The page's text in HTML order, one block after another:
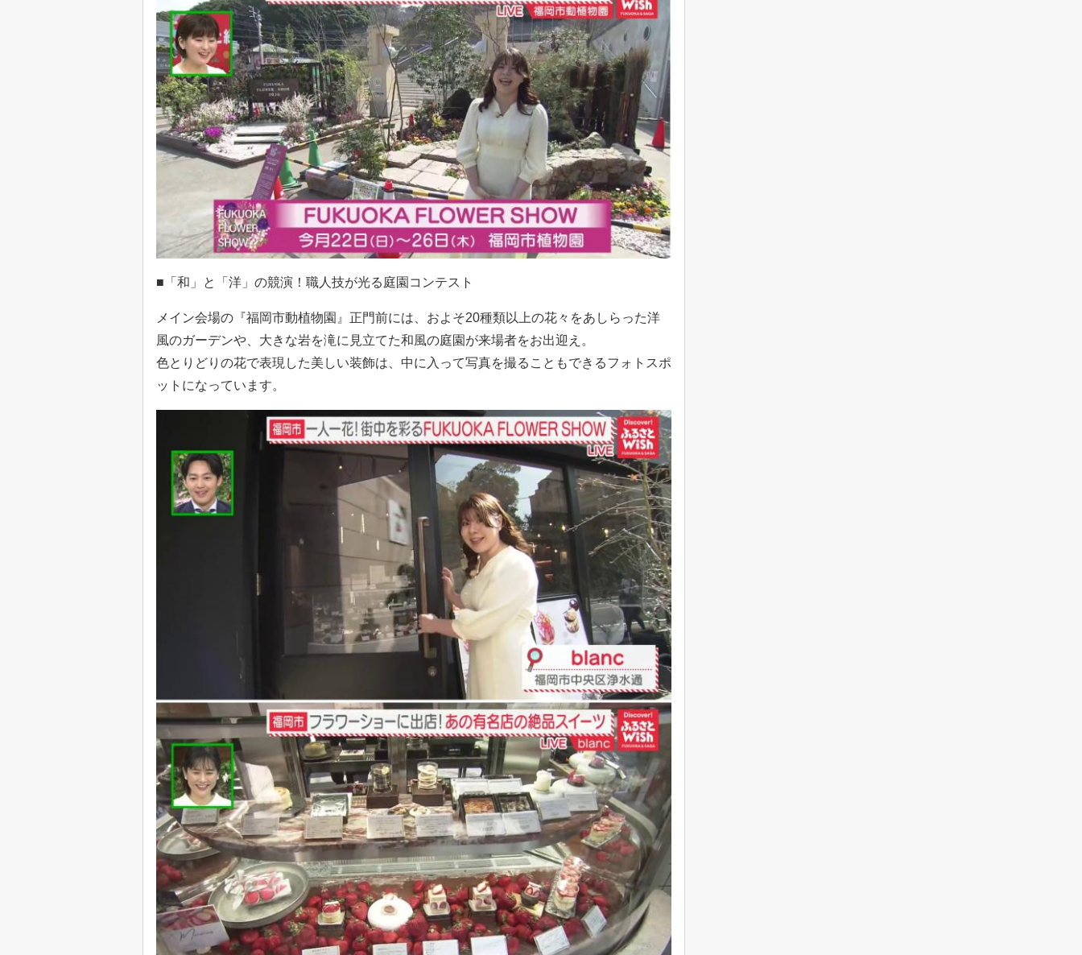
■「和」と「洋」の競演！職人技が光る庭園コンテスト
メイン会場の『福岡市動植物園』正門前には、およそ20種類以上の花々をあしらった洋
風のガーデンや、大きな岩を滝に見立てた和風の庭園が来場者をお出迎え。
色とりどりの花で表現した美しい装飾は、中に入って写真を撮ることもできるフォトスポ
ットになっています。